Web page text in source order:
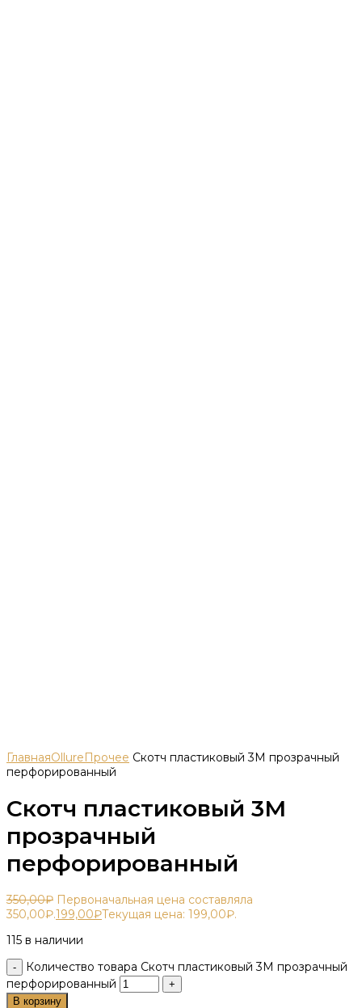
ГлавнаяOllureПрочее Скотч пластиковый 3М прозрачный
перфорированный
Скотч пластиковый 3М
прозрачный
перфорированный
350,00₽ Первоначальная цена составляла
350,00₽.199,00₽Текущая цена: 199,00₽.
115 в наличии
Количество товара Скотч пластиковый 3М прозрачный
перфорированный
В корзину